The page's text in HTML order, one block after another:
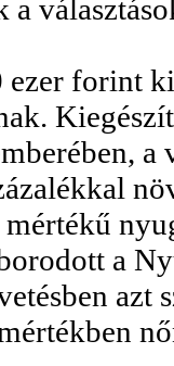
a
forint
a
a